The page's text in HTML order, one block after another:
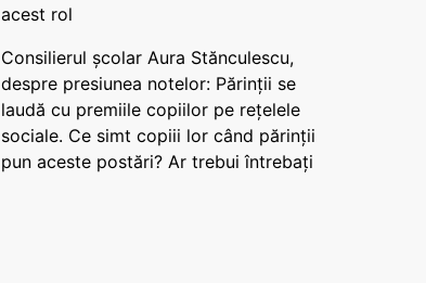
acest rol
Consilierul școlar Aura Stănculescu,
despre presiunea notelor: Părinții se
laudă cu premiile copiilor pe rețelele
sociale. Ce simt copiii lor când părinții
pun aceste postări? Ar trebui întrebați